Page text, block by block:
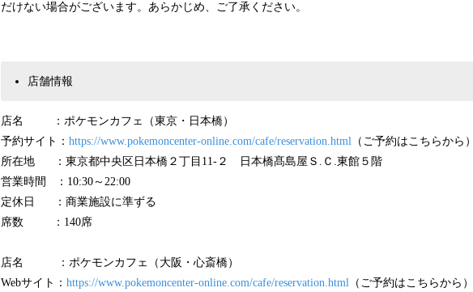
だけない場合がございます。あらかじめ、ご了承ください。
店舗情報
店名 ：ポケモンカフェ（東京・日本橋）
予約サイト： https://www.pokemoncenter-online.com/cafe/reservation.html （ご予約はこちらから
所在地 ：東京都中央区日本橋２丁目11-２ 日本橋髙島屋Ｓ.Ｃ.東館５階
営業時間 ：10:30～22:00
定休日 ：商業施設に準ずる
席数 ：140席
店名 ：ポケモンカフェ（大阪・心斎橋）
Webサイト： https://www.pokemoncenter-online.com/cafe/reservation.html （ご予約はこちらから）